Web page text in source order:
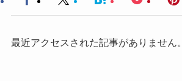
最近アクセスされた記事がありません。